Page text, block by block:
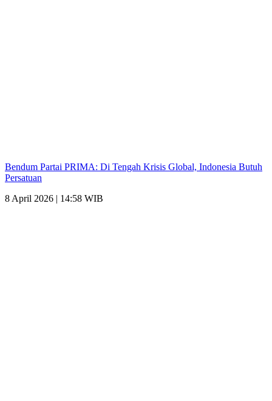
Bendum Partai PRIMA: Di Tengah Krisis Global, Indonesia Butuh
Persatuan
8 April 2026 | 14:58 WIB